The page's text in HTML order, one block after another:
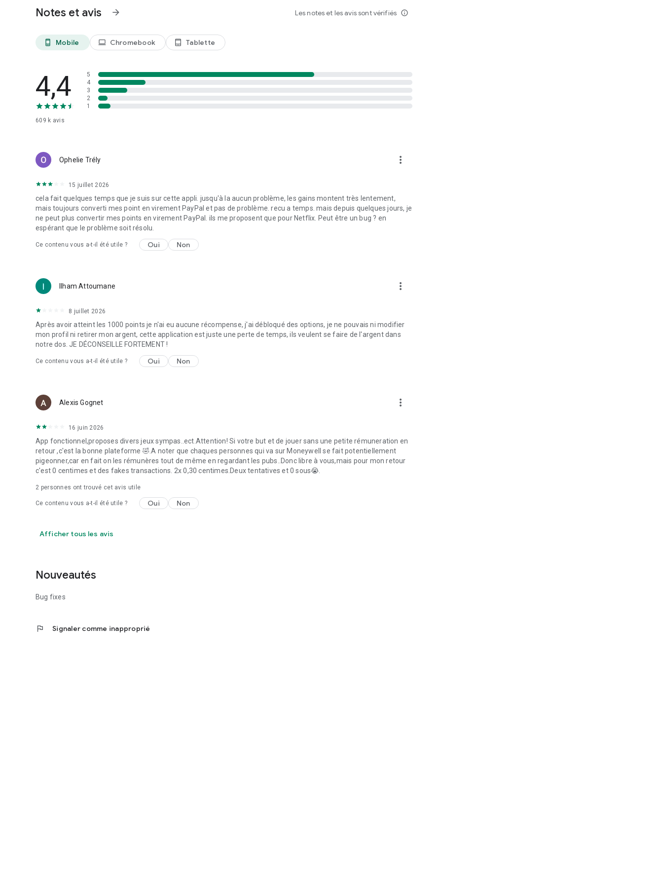
Les offres et les récompenses sont soumises à disponibilité.
Notes et avis arrow_forward Les notes et les avis sont vérifiés info_outline
phone_android Mobile laptop Chromebook tablet_android Tablette
4,4
609 k avis
5
4
3
2
1
Ophelie Trély more_vert
15 juillet 2026
cela fait quelques temps que je suis sur cette appli. jusqu'à la aucun problème, les gains montent très lentement,
mais toujours converti mes point en virement PayPal et pas de problème. recu a temps. mais depuis quelques jours, je
ne peut plus convertir mes points en virement PayPal. ils me proposent que pour Netflix. Peut être un bug ? en
espérant que le problème soit résolu.
Ce contenu vous a-t-il été utile ? Oui Non
Ilham Attoumane more_vert
8 juillet 2026
Après avoir atteint les 1000 points je n'ai eu aucune récompense, j'ai débloqué des options, je ne pouvais ni modifier
mon profil ni retirer mon argent, cette application est juste une perte de temps, ils veulent se faire de l'argent dans
notre dos. JE DÉCONSEILLE FORTEMENT !
Ce contenu vous a-t-il été utile ? Oui Non
Alexis Gognet more_vert
16 juin 2026
App fonctionnel,proposes divers jeux sympas..ect.Attention! Si votre but et de jouer sans une petite rémuneration en
retour ,c'est la bonne plateforme 🤣.A noter que chaques personnes qui va sur Moneywell se fait potentiellement
pigeonner,car en fait on les rémunères tout de même en regardant les pubs..Donc libre à vous,mais pour mon retour
c'est 0 centimes et des fakes transactions. 2x 0,30 centimes.Deux tentatives et 0 sous😭.
2 personnes ont trouvé cet avis utile
Ce contenu vous a-t-il été utile ? Oui Non
Afficher tous les avis
Nouveautés
Bug fixes
flag Signaler comme inapproprié